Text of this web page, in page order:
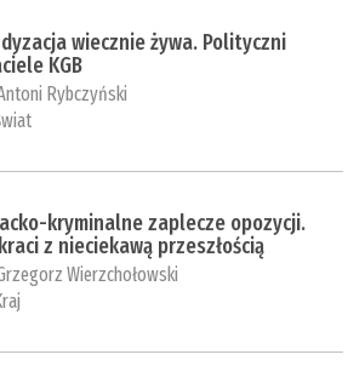
wiecznie żywa. Polityczni
KGB
Rybczyński
kryminalne zaplecze opozycji.
z nieciekawą przeszłością
Wierzchołowski